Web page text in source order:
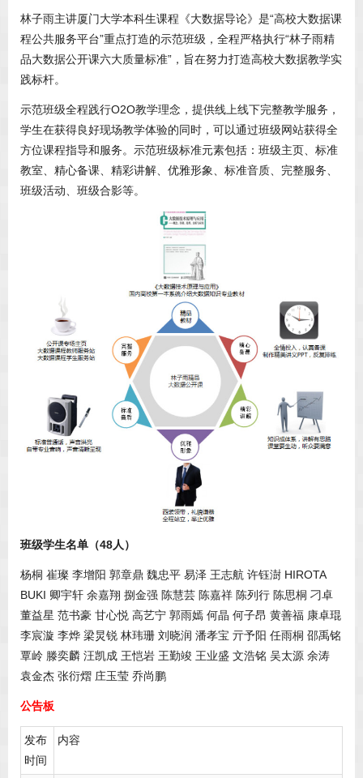
林子雨主讲厦门大学本科生课程《大数据导论》是“高校大数据课
程公共服务平台”重点打造的示范班级，全程严格执行“林子雨精
品大数据公开课六大质量标准”，旨在努力打造高校大数据教学实
践标杆。
示范班级全程践行O2O教学理念，提供线上线下完整教学服务，
学生在获得良好现场教学体验的同时，可以通过班级网站获得全
方位课程指导和服务。示范班级标准元素包括：班级主页、标准
教室、精心备课、精彩讲解、优雅形象、标准音质、完整服务、
班级活动、班级合影等。
班级学生名单（48人）
杨桐 崔璨 李增阳 郭章鼎 魏忠平 易泽 王志航 许钰澍 HIROTA
BUKI 卿宇轩 余嘉翔 捌金强 陈慧芸 陈嘉祥 陈列行 陈思桐 刁卓
董益星 范书豪 甘心悦 高艺宁 郭雨嫣 何晶 何子昂 黄善福 康卓琨
李宸漩 李烨 梁炅锐 林玮珊 刘晓润 潘孝宝 亓予阳 任雨桐 邵禹铭
覃岭 滕奕麟 汪凯成 王恺岩 王勤竣 王业盛 文浩铭 吴太源 余涛
袁金杰 张衍熠 庄玉莹 乔尚鹏
公告板
发布
时间
内容